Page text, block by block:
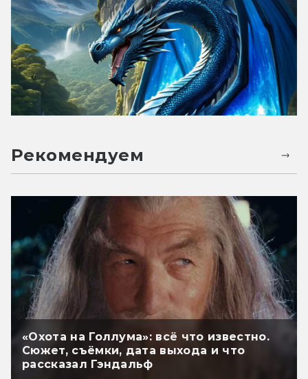
Рекомендуем
«Охота на Голлума»: всё что известно.
Сюжет, съёмки, дата выхода и что
рассказал Гэндальф